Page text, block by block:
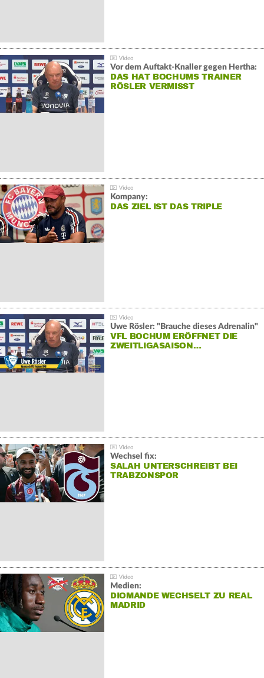
Vor dem Auftakt-Knaller gegen Hertha:
DAS HAT BOCHUMS TRAINER
RÖSLER VERMISST
Kompany:
DAS ZIEL IST DAS TRIPLE
Uwe Rösler: "Brauche dieses Adrenalin"
VFL BOCHUM ERÖFFNET DIE
ZWEITLIGASAISON…
Wechsel fix:
SALAH UNTERSCHREIBT BEI
TRABZONSPOR
Medien:
DIOMANDE WECHSELT ZU REAL
MADRID